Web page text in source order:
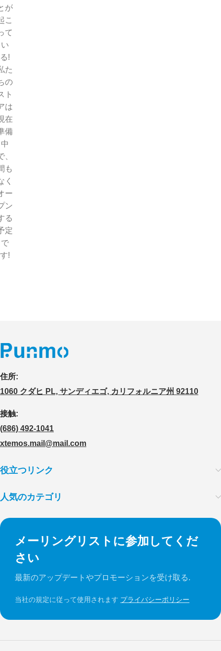
が
こ
て
い
る!
た
の
ト
は
在
備
中
、
も
く
ー
ン
る
定
で
す!
住所:
1060 クダヒ PL, サンディエゴ, カリフォルニア州 92110
接触:
(686) 492-1041
xtemos.mail@mail.com
役立つリンク
人気のカテゴリ
メーリングリストに参加してくだ
さい
最新のアップデートやプロモーションを受け取る.
当社の規定に従って使用されます プライバシーポリシー